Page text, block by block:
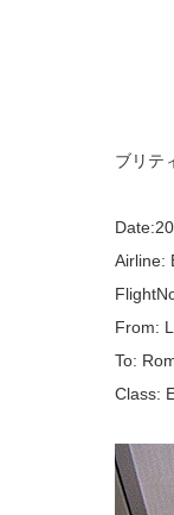
ブリテ
Airline:
From:
To:
Class: